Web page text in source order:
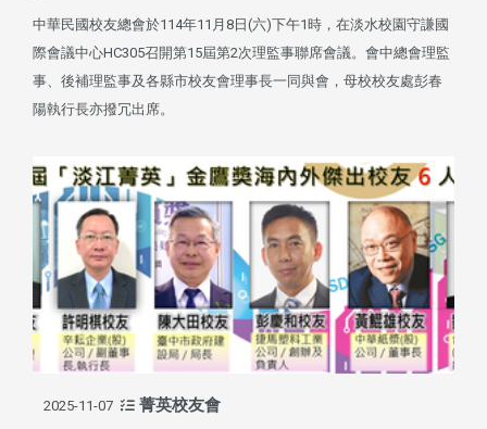
中華民國校友總會於114年11月8日(六)下午1時，在淡水校園守謙國
際會議中心HC305召開第15屆第2次理監事聯席會議。會中總會理監
事、後補理監事及各縣市校友會理事長一同與會，母校校友處彭春
陽執行長亦撥冗出席。
2025-11-07 菁英校友會